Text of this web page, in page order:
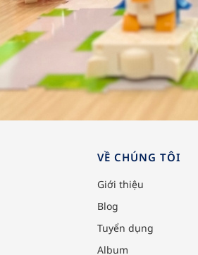
VỀ CHÚNG TÔI
Giới thiệu
Blog
Tuyển dụng
Album